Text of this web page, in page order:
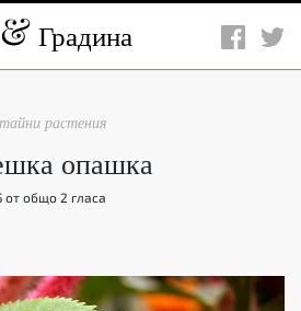
Градина
растения
опашка
от общо 2 гласа